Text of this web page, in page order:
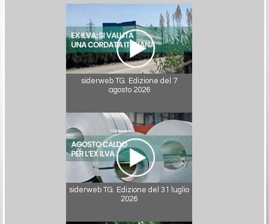
siderweb TG. Edizione del 7
agosto 2026
siderweb TG. Edizione del 31 luglio
2026